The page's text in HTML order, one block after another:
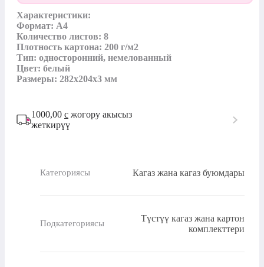
Характеристики:
Формат: А4
Количество листов: 8
Плотность картона: 200 г/м2
Тип: односторонний, немелованный
Цвет: белый
Размеры: 282x204x3 мм
1000,00 с жогору акысыз
жеткирүү
Категориясы Кагаз жана кагаз буюмдары
Подкатегориясы
Түстүү кагаз жана картон
комплекттери